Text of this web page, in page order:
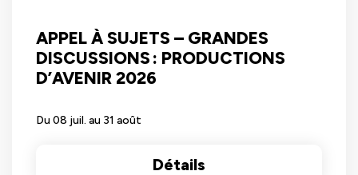
APPEL À SUJETS – GRANDES
DISCUSSIONS : PRODUCTIONS
D’AVENIR 2026
Du 08 juil. au 31 août
Détails